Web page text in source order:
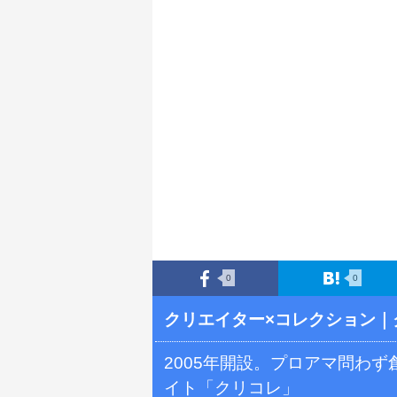
0 0
クリエイター×コレクション
2005年開設。プロアマ問わず
イト「クリコレ」